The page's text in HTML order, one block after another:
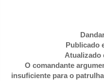
Publicado
Atualizado
O comandante
insuficiente para o